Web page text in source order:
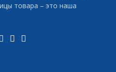
товара – это наша